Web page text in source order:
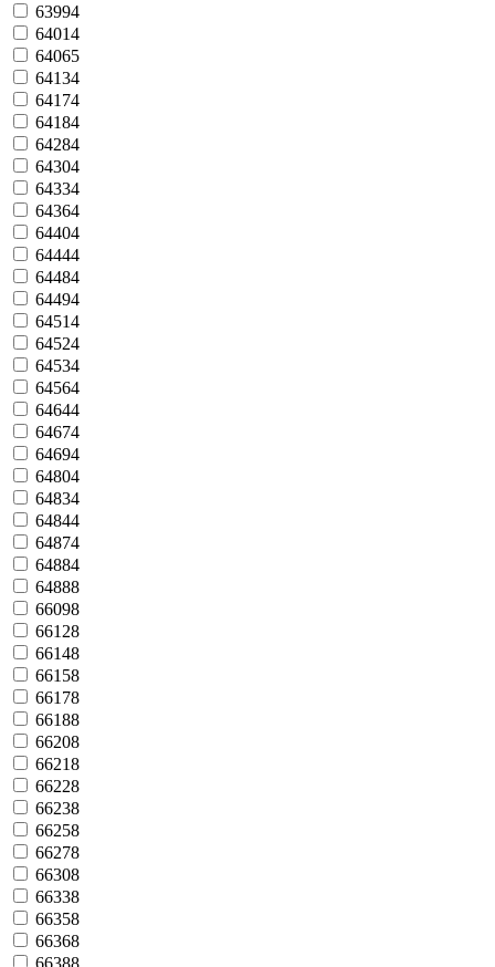
63994
64014
64065
64134
64174
64184
64284
64304
64334
64364
64404
64444
64484
64494
64514
64524
64534
64564
64644
64674
64694
64804
64834
64844
64874
64884
64888
66098
66128
66148
66158
66178
66188
66208
66218
66228
66238
66258
66278
66308
66338
66358
66368
66388